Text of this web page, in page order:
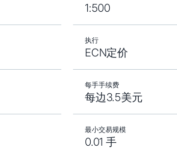
1:500
执行
ECN定价
每手手续费
每边3.5美元
最小交易规模
0.01 手